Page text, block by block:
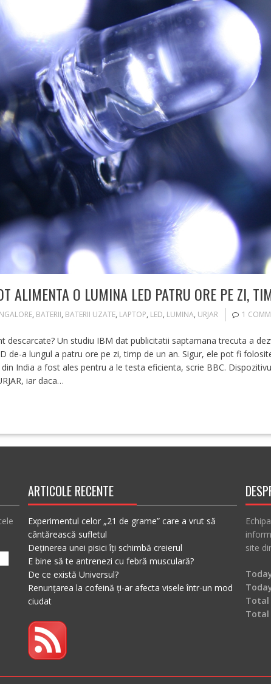
ALIMENTA O LUMINA LED PATRU ORE PE ZI,
, BATERII, BATERII UZATE, LAPTOP, LED, LUMINA, URJAR 1
descarcate? Un studiu IBM dat publicitatii saptamana trecuta a
de-a lungul a patru ore pe zi, timp de un an. Sigur, ele pot fi
India a fost ales pentru a le testa eficienta, scrie BBC.
iar daca…
ARTICOLE RECENTE
Experimentul celor „21 de grame” care a vrut să
cântărească sufletul
Deținerea unei pisici îți schimbă creierul
E bine să te antrenezi cu febră musculară?
De ce există Universul?
Renunțarea la cofeină ți-ar afecta visele într-un mod
ciudat
site
Total
Total